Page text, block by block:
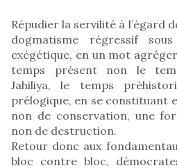
Répudier la servilité à l’égard
dogmatisme régressif
exégétique, en un mot
temps présent non le
Jahiliya, le temps
prélogique, en se constituant
non de conservation, une
non de destruction.
Retour donc aux
bloc contre bloc,